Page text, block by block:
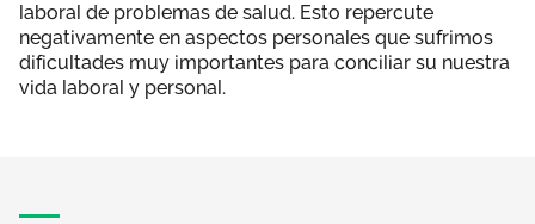
laboral de problemas de salud. Esto repercute
negativamente en aspectos personales que sufrimos
dificultades muy importantes para conciliar su nuestra
vida laboral y personal.